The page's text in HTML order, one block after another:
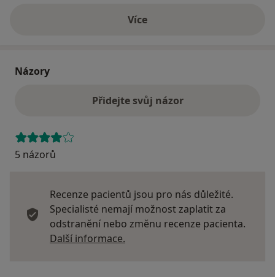
Víceo adrese
Názory
Přidejte svůj názor
5 názorů
Recenze pacientů jsou pro nás důležité.
Specialisté nemají možnost zaplatit za
odstranění nebo změnu recenze pacienta.
Další informace.